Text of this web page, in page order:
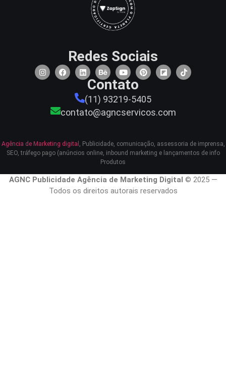
Redes Sociais
Contato
(11) 93219-5405
contato@agncservicos.com
Agência de Marketing digital , Publicidade, comunicação, assessoria de imprensa,
SEO, tráfego pago (anúncios online, inbound marketing e lançamentos de info
Produtos
AGNC Publicidade Agência de Marketing Digital © 2025 —
Todos os direitos autorais reservados